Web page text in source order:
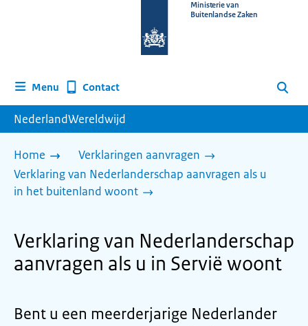
homepage
Ministerie van
Buitenlandse Zaken
Menu Contact Zoeken
NederlandWereldwijd
Home
Verklaringen aanvragen
Verklaring van Nederlanderschap aanvragen als u
in het buitenland woont
Verklaring van Nederlanderschap
aanvragen als u in Servië woont
Bent u een meerderjarige Nederlander